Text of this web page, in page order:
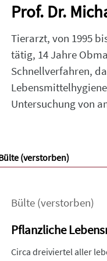
Prof. Dr.
Tierarzt, von 1995
tätig, 14 Jahre
Schnellverfahren,
Untersuchung von
(verstorben)
Bülte (verstorben)
Pflanzliche
Circa dreiviertel aller